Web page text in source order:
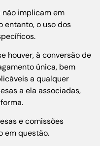
não implicam em
entanto, o uso dos
houver, à conversão de
única, bem
a qualquer
a ela associadas,
e comissões
em questão.